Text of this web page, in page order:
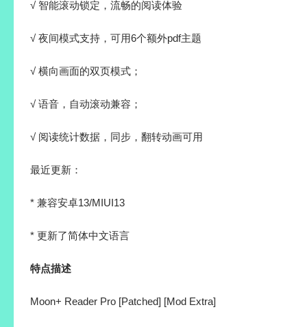
√ 智能滚动锁定，流畅的阅读体验
√ 夜间模式支持，可用6个额外pdf主题
√ 横向画面的双页模式；
√ 语音，自动滚动兼容；
√ 阅读统计数据，同步，翻转动画可用
最近更新：
* 兼容安卓13/MIUI13
* 更新了简体中文语言
特点描述
Moon+ Reader Pro [Patched] [Mod Extra]